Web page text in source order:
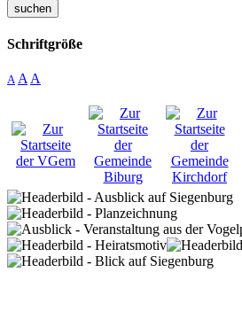
suchen
Schriftgröße
A A A